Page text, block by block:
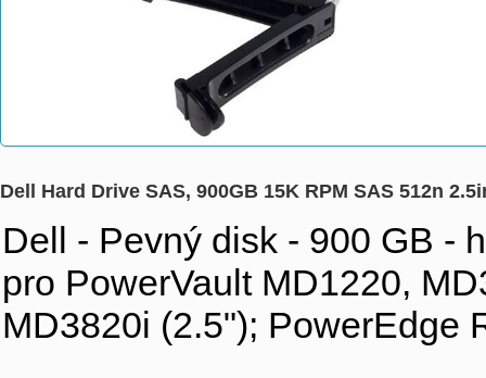
Dell Hard Drive SAS, 900GB 15K RPM SAS 512n
Dell - Pevný disk - 900 GB -
pro PowerVault MD1220,
MD3820i (2.5"); PowerEdge